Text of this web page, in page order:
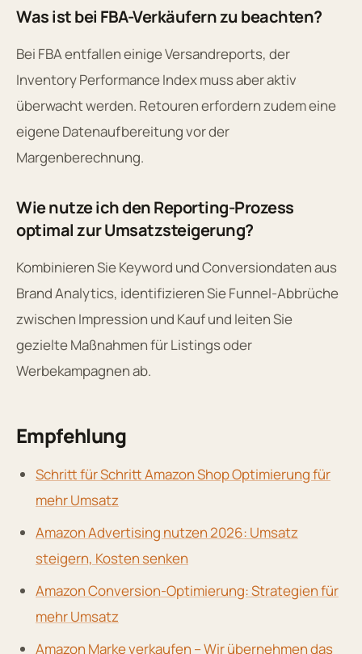
Was ist bei FBA-Verkäufern zu beachten?
Bei FBA entfallen einige Versandreports, der
Inventory Performance Index muss aber aktiv
überwacht werden. Retouren erfordern zudem eine
eigene Datenaufbereitung vor der
Margenberechnung.
Wie nutze ich den Reporting-Prozess
optimal zur Umsatzsteigerung?
Kombinieren Sie Keyword und Conversiondaten aus
Brand Analytics, identifizieren Sie Funnel-Abbrüche
zwischen Impression und Kauf und leiten Sie
gezielte Maßnahmen für Listings oder
Werbekampagnen ab.
Empfehlung
Schritt für Schritt Amazon Shop Optimierung für
mehr Umsatz
Amazon Advertising nutzen 2026: Umsatz
steigern, Kosten senken
Amazon Conversion-Optimierung: Strategien für
mehr Umsatz
Amazon Marke verkaufen – Wir übernehmen das